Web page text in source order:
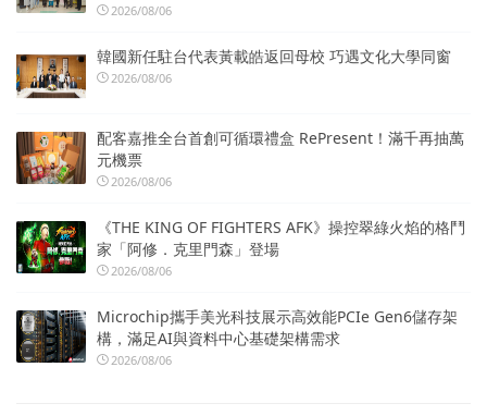
2026/08/06
韓國新任駐台代表黃載皓返回母校 巧遇文化大學同窗
2026/08/06
配客嘉推全台首創可循環禮盒 RePresent！滿千再抽萬
元機票
2026/08/06
《THE KING OF FIGHTERS AFK》操控翠綠火焰的格鬥
家「阿修．克里門森」登場
2026/08/06
Microchip攜手美光科技展示高效能PCIe Gen6儲存架
構，滿足AI與資料中心基礎架構需求
2026/08/06